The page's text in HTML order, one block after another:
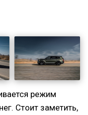
режим
Стоит заметить,